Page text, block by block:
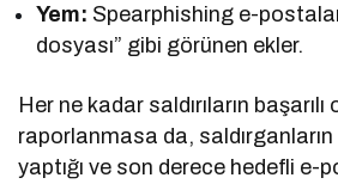
Yem: Spearphishing e-
dosyası” gibi görünen ekler.
Her ne kadar saldırıların başarılı
raporlanmasa da,
yaptığı ve son derece hedefli e-